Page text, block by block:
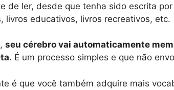
de ler, desde que tenha sido escrita
livros educativos, livros recreativos, etc.
seu cérebro vai automaticamente
. É um processo simples e que não
é que você também adquire mais